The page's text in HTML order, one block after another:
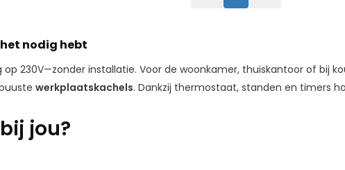
nodig hebt
230V—zonder installatie. Voor de woonkamer, thuiskantoor of bij
werkplaatskachels. Dankzij thermostaat, standen en timers
jou?